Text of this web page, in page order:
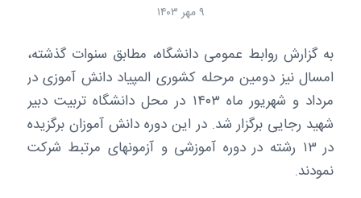
۹ مهر ۱۴۰۳
به گزارش روابط عمومی دانشگاه، مطابق سنوات گذشته،
امسال نیز دومین مرحله کشوری المپیاد دانش آموزی در
مرداد و شهریور ماه ۱۴۰۳ در محل دانشگاه تربیت دبیر
شهید رجایی برگزار شد. در این دوره دانش آموزان برگزیده
در ۱۳ رشته در دوره آموزشی و آزمونهای مرتبط شرکت
نمودند.